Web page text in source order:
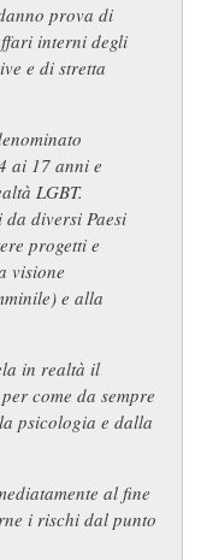
prova di
interni degli
e di stretta
ai 17 anni e
LGBT.
diversi Paesi
progetti e
visione
e alla
in realtà il
come da sempre
psicologia e dalla
al fine
i rischi dal punto